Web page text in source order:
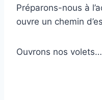
Préparons-nous à
ouvre un chemin
Ouvrons nos